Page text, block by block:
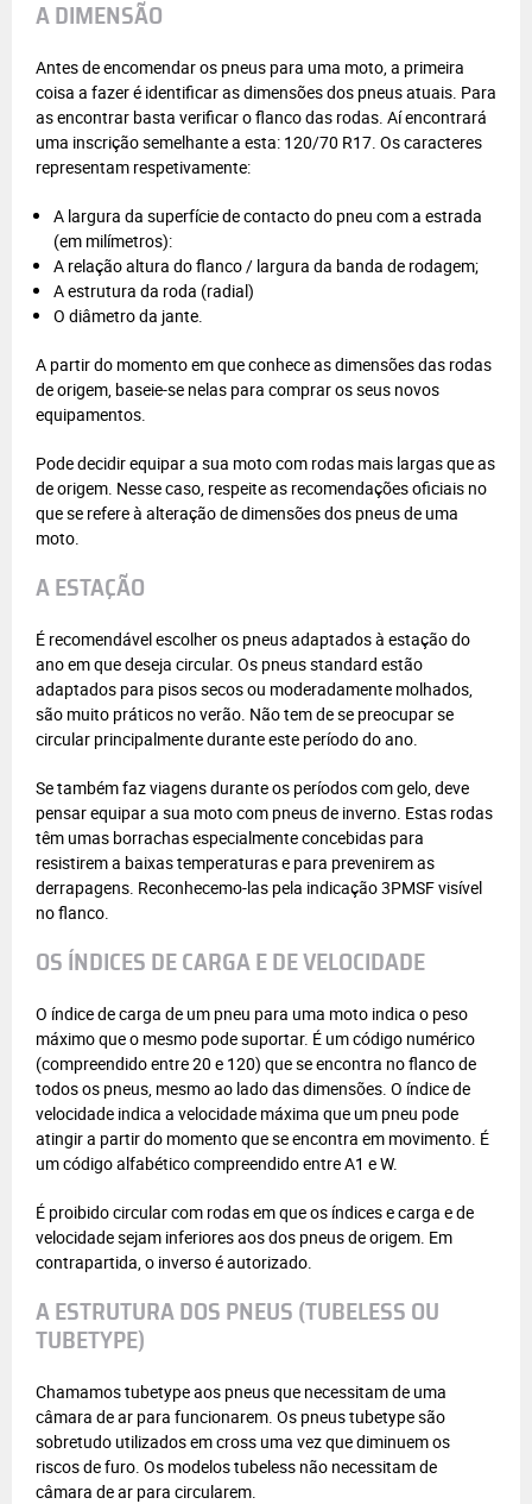
A DIMENSÃO
Antes de encomendar os pneus para uma moto, a primeira
coisa a fazer é identificar as dimensões dos pneus atuais. Para
as encontrar basta verificar o flanco das rodas. Aí encontrará
uma inscrição semelhante a esta: 120/70 R17. Os caracteres
representam respetivamente:
A largura da superfície de contacto do pneu com a estrada
(em milímetros):
A relação altura do flanco / largura da banda de rodagem;
A estrutura da roda (radial)
O diâmetro da jante.
A partir do momento em que conhece as dimensões das rodas
de origem, baseie-se nelas para comprar os seus novos
equipamentos.
Pode decidir equipar a sua moto com rodas mais largas que as
de origem. Nesse caso, respeite as recomendações oficiais no
que se refere à alteração de dimensões dos pneus de uma
moto.
A ESTAÇÃO
É recomendável escolher os pneus adaptados à estação do
ano em que deseja circular. Os pneus standard estão
adaptados para pisos secos ou moderadamente molhados,
são muito práticos no verão. Não tem de se preocupar se
circular principalmente durante este período do ano.
Se também faz viagens durante os períodos com gelo, deve
pensar equipar a sua moto com pneus de inverno. Estas rodas
têm umas borrachas especialmente concebidas para
resistirem a baixas temperaturas e para prevenirem as
derrapagens. Reconhecemo-las pela indicação 3PMSF visível
no flanco.
OS ÍNDICES DE CARGA E DE VELOCIDADE
O índice de carga de um pneu para uma moto indica o peso
máximo que o mesmo pode suportar. É um código numérico
(compreendido entre 20 e 120) que se encontra no flanco de
todos os pneus, mesmo ao lado das dimensões. O índice de
velocidade indica a velocidade máxima que um pneu pode
atingir a partir do momento que se encontra em movimento. É
um código alfabético compreendido entre A1 e W.
É proibido circular com rodas em que os índices e carga e de
velocidade sejam inferiores aos dos pneus de origem. Em
contrapartida, o inverso é autorizado.
A ESTRUTURA DOS PNEUS (TUBELESS OU
TUBETYPE)
Chamamos tubetype aos pneus que necessitam de uma
câmara de ar para funcionarem. Os pneus tubetype são
sobretudo utilizados em cross uma vez que diminuem os
riscos de furo. Os modelos tubeless não necessitam de
câmara de ar para circularem.